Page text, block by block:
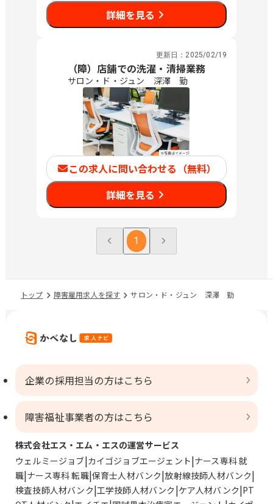
詳細を見る
更新日： 2025/02/19
（障）店舗での洗濯・清掃業務
サロン・ド・ジュン 深澤 勤
この求人に問い合わせる（無料）
詳細を見る
1
トップ 障害雇用求人を探す サロン・ド・ジュン 深澤 勤
企業の採用担当の方はこちら
障害福祉事業者の方はこちら
株式会社エス・エム・エスの運営サービス
ウェルミージョブ カイゴジョブエージェント ナース専科 就
職 ナース専科 転職 保育士人材バンク 放射線技師人材バンク
検査技師人材バンク 工学技師人材バンク ケア人材バンク PT